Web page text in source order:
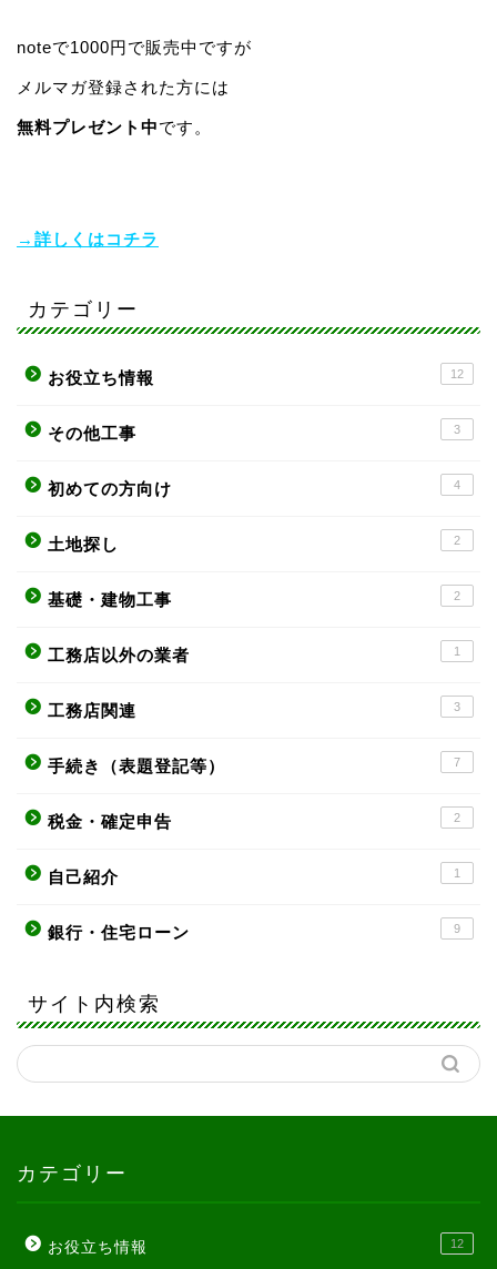
noteで1000円で販売中ですが
メルマガ登録された方には
無料プレゼント中です。
→詳しくはコチラ
カテゴリー
お役立ち情報 12
その他工事 3
初めての方向け 4
土地探し 2
基礎・建物工事 2
工務店以外の業者 1
工務店関連 3
手続き（表題登記等） 7
税金・確定申告 2
自己紹介 1
銀行・住宅ローン 9
サイト内検索
カテゴリー
お役立ち情報 12